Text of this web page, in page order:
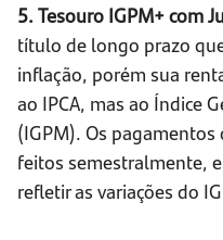
5. Tesouro IGPM+ com
título de longo prazo
inflação, porém sua
ao IPCA, mas ao Índice
(IGPM). Os
feitos semestralmente,
refletir as variações do